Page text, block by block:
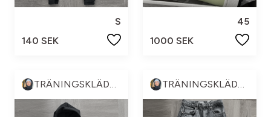
S
140 SEK
45
1000 SEK
TRÄNINGSKLÄDER & ANNAT 💪🏼😍 TRÄNINGSKLÄDER & ANNAT 💪🏼😍